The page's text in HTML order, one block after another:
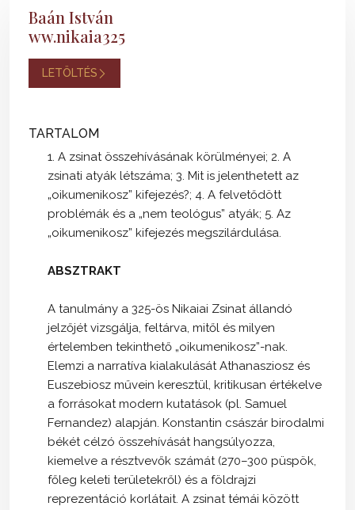
Baán István
ww.nikaia325
LETÖLTÉS
TARTALOM
1. A zsinat összehívásának körülményei; 2. A
zsinati atyák létszáma; 3. Mit is jelenthetett az
„oikumenikosz” kifejezés?; 4. A felvetődött
problémák és a „nem teológus” atyák; 5. Az
„oikumenikosz” kifejezés megszilárdulása.
ABSZTRAKT
A tanulmány a 325-ös Nikaiai Zsinat állandó
jelzőjét vizsgálja, feltárva, mitől és milyen
értelemben tekinthető „oikumenikosz”-nak.
Elemzi a narratíva kialakulását Athanasziosz és
Euszebiosz művein keresztül, kritikusan értékelve
a forrásokat modern kutatások (pl. Samuel
Fernandez) alapján. Konstantin császár birodalmi
békét célzó összehívását hangsúlyozza,
kiemelve a résztvevők számát (270–300 püspök,
főleg keleti területekről) és a földrajzi
reprezentáció korlátait. A zsinat témái között